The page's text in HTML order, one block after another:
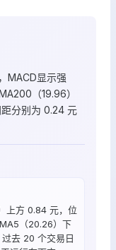
MACD显示强
（19.96）
分别为 0.24 元
上方 0.84 元，位
（20.26）下
去 20 个交易日